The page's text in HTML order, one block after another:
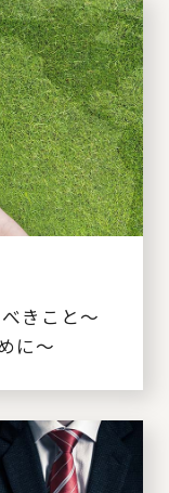
きこと～
に～